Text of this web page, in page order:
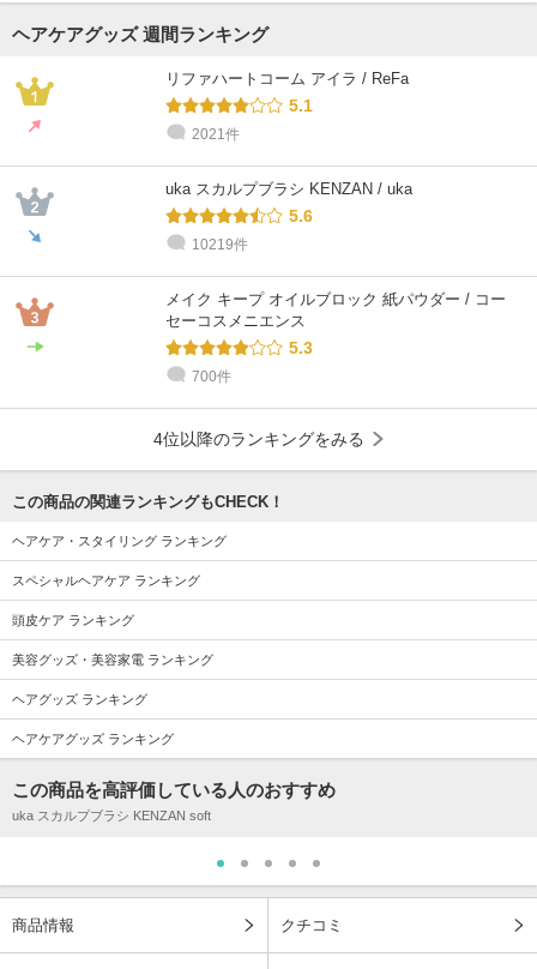
あおき
uton
ヘアケアグッズ 週間ランキング
リファハートコーム アイラ / ReFa
5.1
2021件
uka スカルプブラシ KENZAN / uka
5.6
10219件
メイク キープ オイルブロック 紙パウダー / コー
セーコスメニエンス
5.3
700件
4位以降のランキングをみる
この商品の関連ランキングもCHECK！
ヘアケア・スタイリング ランキング
スペシャルヘアケア ランキング
頭皮ケア ランキング
美容グッズ・美容家電 ランキング
ヘアグッズ ランキング
ヘアケアグッズ ランキング
この商品を高評価している人のおすすめ
uka スカルプブラシ KENZAN soft
商品情報 クチコミ